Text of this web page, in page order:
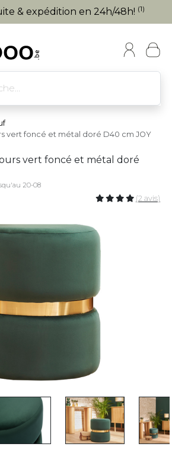
& expédition en 24h/48h! (1)
vert foncé et métal doré D40 cm JOY
vert foncé et métal doré
20-08
(2 avis)